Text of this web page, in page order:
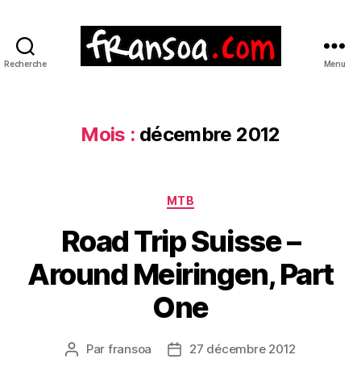
Recherche Menu
Mois : décembre 2012
Catégories
MTB
Road Trip Suisse –
Around Meiringen, Part
One
Auteur
Par fransoa
Date27 décembre 2012